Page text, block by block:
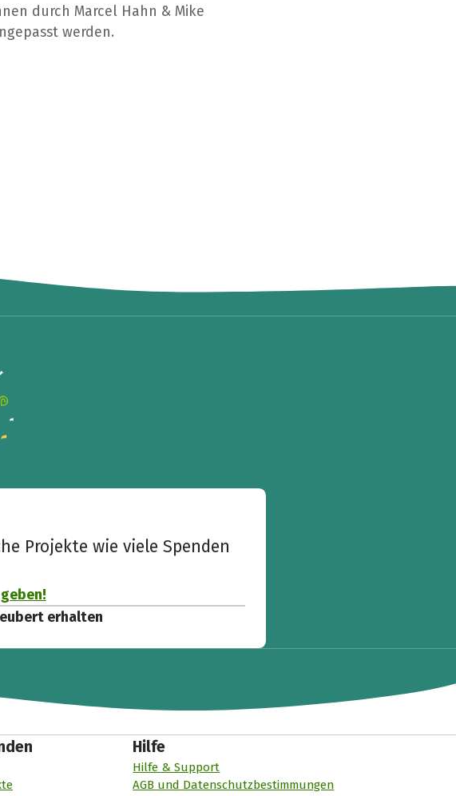
durch Marcel Hahn & Mike
werden.
Projekte wie viele Spenden
erhalten
Hilfe
Hilfe & Support
AGB und Datenschutzbestimmungen